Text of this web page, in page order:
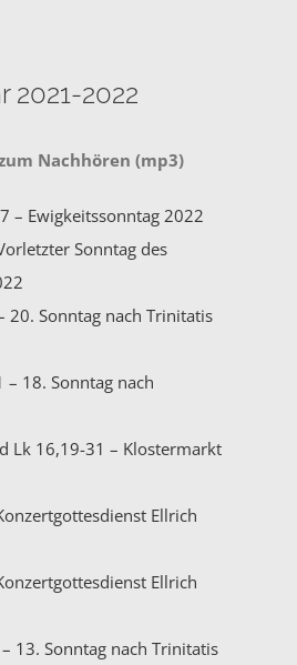
2021-2022
Nachhören (mp3)
– Ewigkeitssonntag 2022
Sonntag des
20. Sonntag nach Trinitatis
– 18. Sonntag nach
Lk 16,19-31 – Klostermarkt
Ellrich
Ellrich
13. Sonntag nach Trinitatis